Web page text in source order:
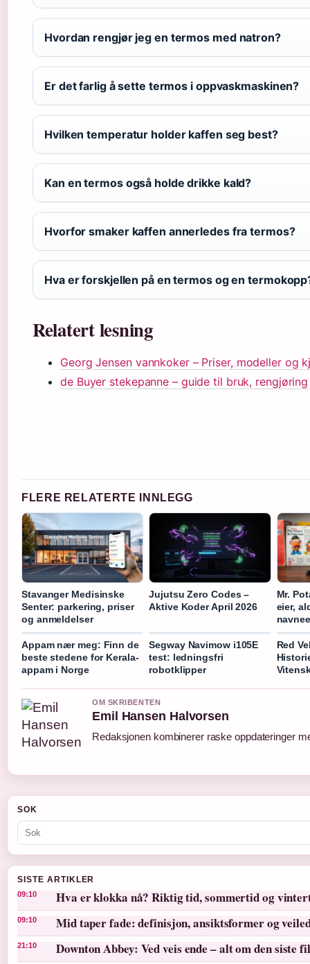
Hvordan rengjør jeg en termos med natron?
Er det farlig å sette termos i oppvaskmaskinen?
Hvilken temperatur holder kaffen seg best?
Kan en termos også holde drikke kald?
Hvorfor smaker kaffen annerledes fra termos?
Hva er forskjellen på en termos og en
Relatert lesning
Georg Jensen vannkoker – Priser, modeller og
de Buyer stekepanne – guide til bruk,
FLERE RELATERTE INNLEGG
Stavanger Medisinske
Senter: parkering, priser
og anmeldelser
Jujutsu Zero Codes –
Aktive Koder April 2026
Mr.
eier,
Appam nær meg: Finn de
beste stedene for Kerala-
appam i Norge
Segway Navimow i105E
test: ledningsfri
robotklipper
Red
OM SKRIBENTEN
Emil Hansen Halvorsen
Redaksjonen kombinerer raske oppdateringer
SOK
SISTE ARTIKLER
09:10 Hva er klokka nå? Riktig tid, sommertid og
09:10 Mid taper fade: definisjon, ansiktsformer og
21:10 Downton Abbey: Ved veis ende – alt om den siste